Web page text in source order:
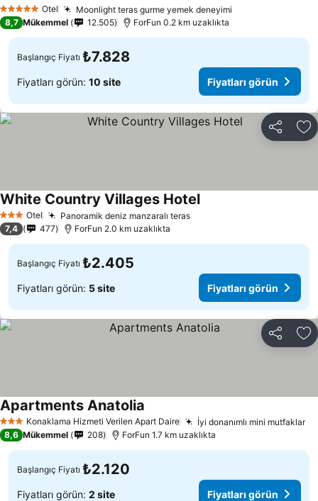
5 Yıldız Otel Moonlight teras gurme yemek deneyimi
8,7 Mükemmel 12.505 ForFun 0.2 km uzaklıkta
Başlangıç Fiyatı ₺7.828
Fiyatları görün: 10 site Fiyatları görün
Paylaş
3 YıldızOtel Panoramik deniz manzaralı terasFiyatları görün
White Country Villages HotelFiyatları görün
7,4 477 ForFun 2.0 km uzaklıkta
Başlangıç Fiyatı ₺2.405
Fiyatları görün: 5 site Fiyatları görün
Paylaş
3 YıldızKonaklama Hizmeti Verilen Apart Daire İyi donanımlı mini mutfaklar
Apartments Anatolia
8,6 Mükemmel 208 ForFun 1.7 km uzaklıkta
Başlangıç Fiyatı ₺2.120
Fiyatları görün: 2 site Fiyatları görün